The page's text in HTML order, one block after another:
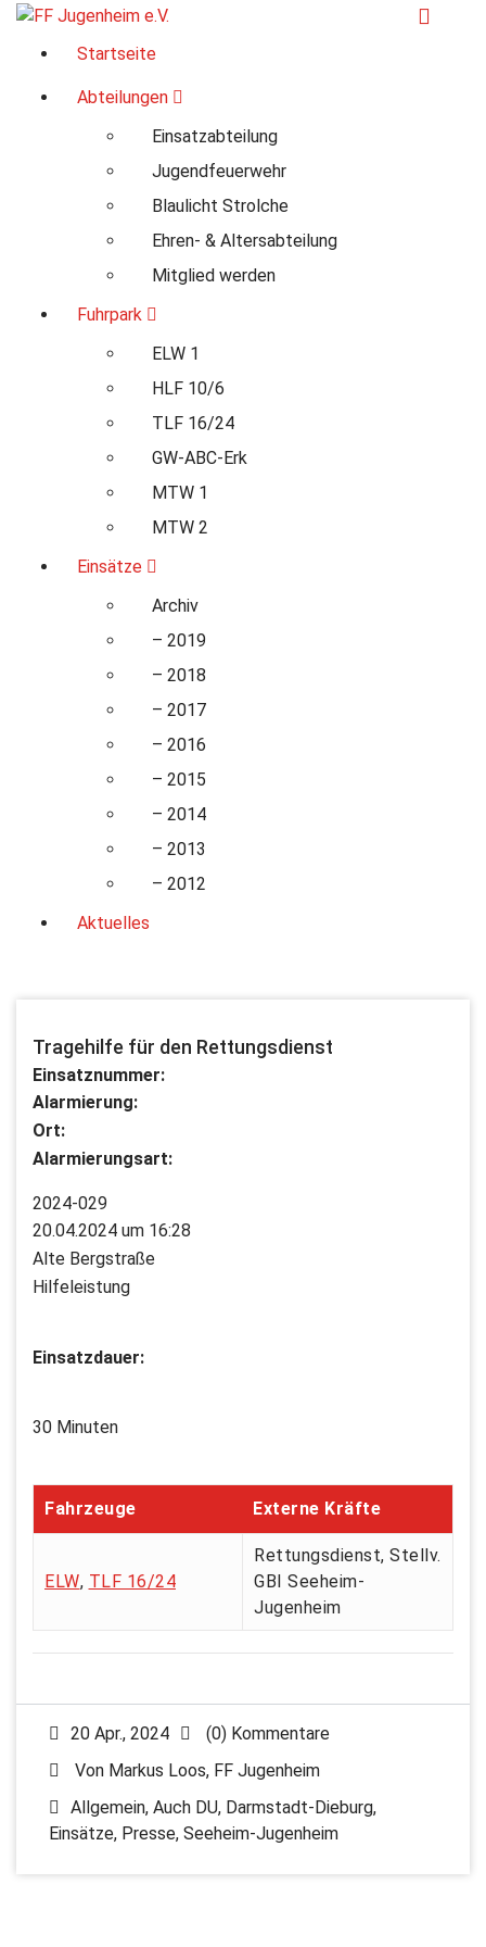
Zum
springen
Startseite
Abteilungen
Einsatzabteilung
Jugendfeuerwehr
Blaulicht Strolche
Ehren- & Altersabteilung
Mitglied werden
Fuhrpark
ELW 1
HLF 10/6
TLF 16/24
GW-ABC-Erk
MTW 1
MTW 2
Einsätze
Archiv
– 2019
– 2018
– 2017
– 2016
– 2015
– 2014
– 2013
– 2012
Aktuelles
Tragehilfe für den Rettungsdienst
Einsatznummer:
Alarmierung:
Ort:
Alarmierungsart:
2024-029
20.04.2024 um 16:28
Alte Bergstraße
Hilfeleistung
Einsatzdauer:
30 Minuten
Fahrzeuge Externe Kräfte
ELW, TLF 16/24
Rettungsdienst, Stellv.
GBI Seeheim-
Jugenheim
20 Apr., 2024
(0) Kommentare
Von Markus Loos, FF Jugenheim
Allgemein, Auch DU, Darmstadt-Dieburg,
Einsätze, Presse, Seeheim-Jugenheim